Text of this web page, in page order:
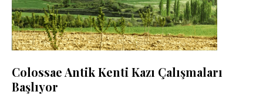
Colossae Antik Kenti Kazı Çalışmaları
Başlıyor